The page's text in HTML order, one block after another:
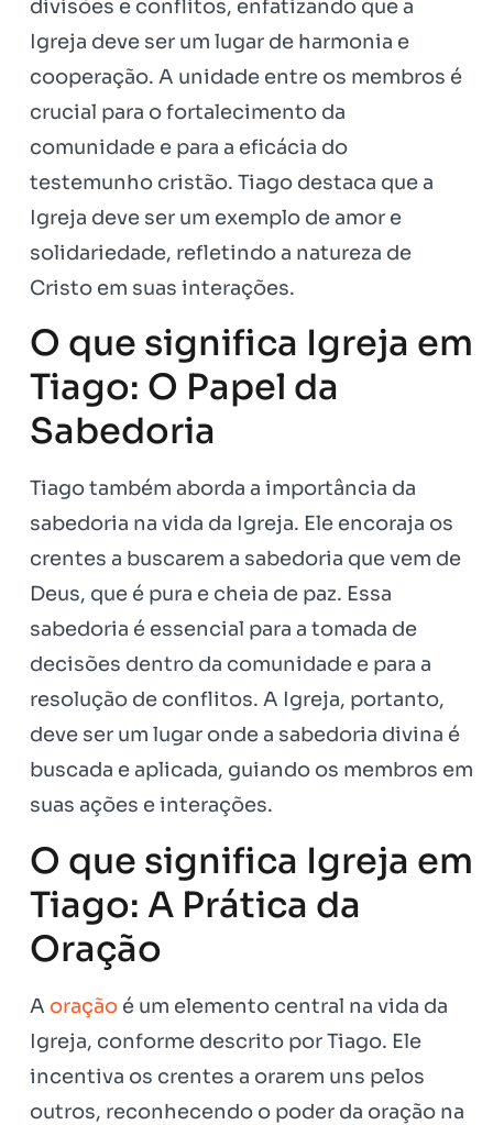
divisões e conflitos, enfatizando que a
Igreja deve ser um lugar de harmonia e
cooperação. A unidade entre os membros é
crucial para o fortalecimento da
comunidade e para a eficácia do
testemunho cristão. Tiago destaca que a
Igreja deve ser um exemplo de amor e
solidariedade, refletindo a natureza de
Cristo em suas interações.
O que significa Igreja em
Tiago: O Papel da
Sabedoria
Tiago também aborda a importância da
sabedoria na vida da Igreja. Ele encoraja os
crentes a buscarem a sabedoria que vem de
Deus, que é pura e cheia de paz. Essa
sabedoria é essencial para a tomada de
decisões dentro da comunidade e para a
resolução de conflitos. A Igreja, portanto,
deve ser um lugar onde a sabedoria divina é
buscada e aplicada, guiando os membros em
suas ações e interações.
O que significa Igreja em
Tiago: A Prática da
Oração
A oração é um elemento central na vida da
Igreja, conforme descrito por Tiago. Ele
incentiva os crentes a orarem uns pelos
outros, reconhecendo o poder da oração na